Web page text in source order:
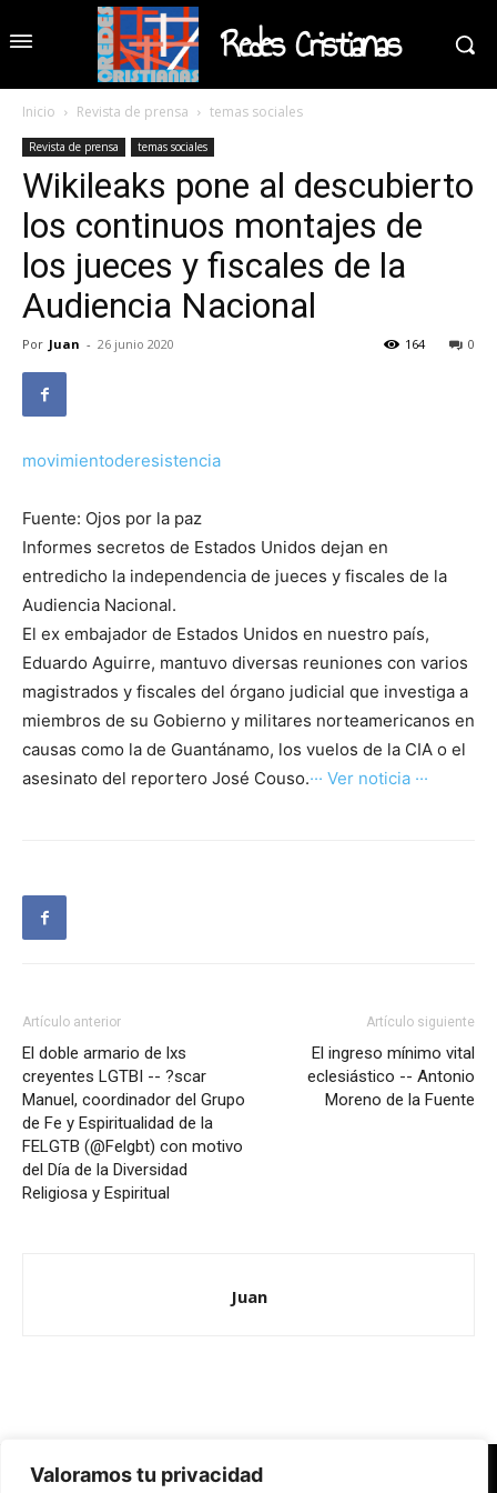
Valoramos tu privacidad
Redes Cristianas
Inicio Revista de prensa temas sociales
Revista de prensa temas sociales
Wikileaks pone al descubierto
los continuos montajes de
los jueces y fiscales de la
Audiencia Nacional
Por Juan - 26 junio 2020 0
164
movimientoderesistencia
Fuente: Ojos por la paz
Informes secretos de Estados Unidos dejan en
entredicho la independencia de jueces y fiscales de la
Audiencia Nacional.
El ex embajador de Estados Unidos en nuestro país,
Eduardo Aguirre, mantuvo diversas reuniones con varios
magistrados y fiscales del órgano judicial que investiga a
miembros de su Gobierno y militares norteamericanos en
causas como la de Guantánamo, los vuelos de la CIA o el
asesinato del reportero José Couso.··· Ver noticia ···
Artículo anterior
El doble armario de lxs
creyentes LGTBI -- ?scar
Manuel, coordinador del Grupo
de Fe y Espiritualidad de la
FELGTB (@Felgbt) con motivo
del Día de la Diversidad
Religiosa y Espiritual
Artículo siguiente
El ingreso mínimo vital
eclesiástico -- Antonio
Moreno de la Fuente
Juan
Redes Cristianas